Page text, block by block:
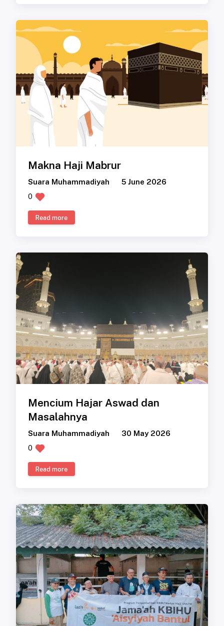
Makna Haji Mabrur
Suara Muhammadiyah
5 June 2026
0
Read more
Mencium Hajar Aswad dan
Masalahnya
Suara Muhammadiyah
30 May 2026
0
Read more